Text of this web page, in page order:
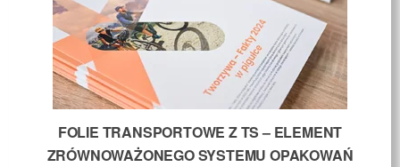
FOLIE TRANSPORTOWE Z TS – ELEMENT
ZRÓWNOWAŻONEGO SYSTEMU OPAKOWAŃ